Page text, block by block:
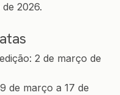
2026.
2 de março de
de março a 17 de